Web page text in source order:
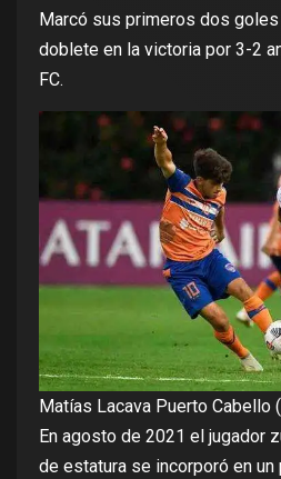
Marcó sus primeros dos
doblete en la victoria por 3-2
FC.
Matías Lacava Puerto Cabello
En agosto de 2021 el jugador
de estatura se incorporó en